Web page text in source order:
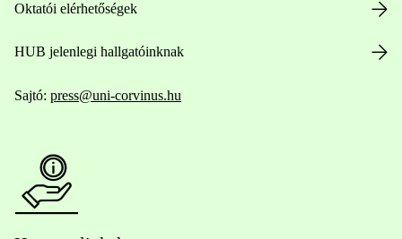
Oktatói elérhetőségek
HUB jelenlegi hallgatóinknak
Sajtó: press@uni-corvinus.hu